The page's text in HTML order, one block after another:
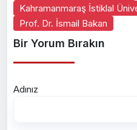
Kahramanmaraş İstiklal
Prof. Dr. İsmail Bakan
Bir Yorum Bırakın
Adınız